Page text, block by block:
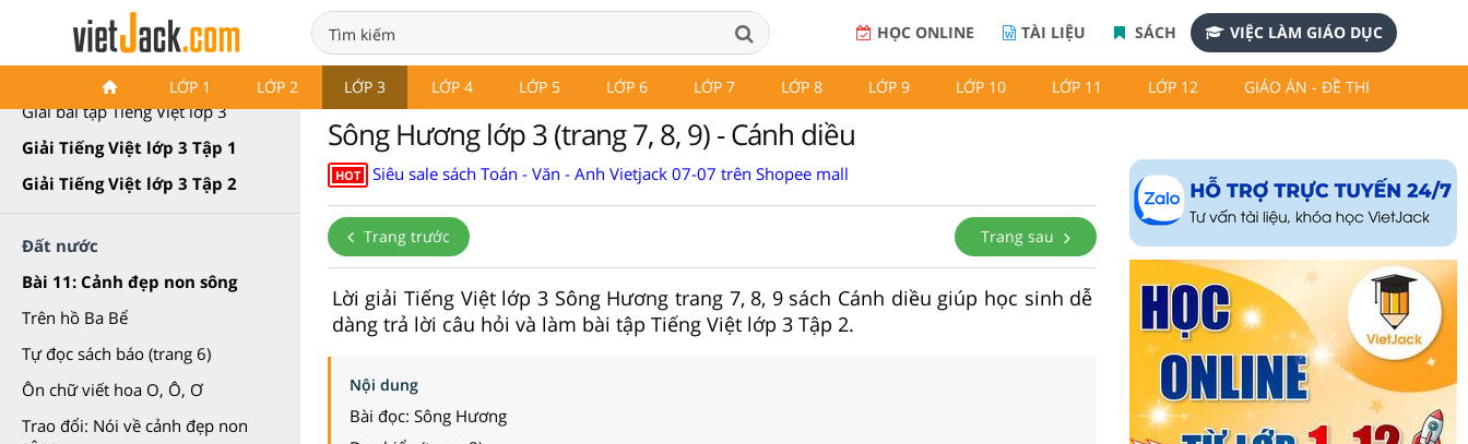
HỌC ONLINE TÀI LIỆU SÁCH VIỆC LÀM GIÁO DỤC
LỚP 1 LỚP 2 LỚP 3 LỚP 4 LỚP 5 LỚP 6 LỚP 7 LỚP 8 LỚP 9 LỚP 10 LỚP 11 LỚP 12 GIÁO ÁN - ĐỀ THI
Giải Tiếng Việt lớp 3 Cánh diều
Giải bài tập Tiếng Việt lớp 3
Giải Tiếng Việt lớp 3 Tập 1
Giải Tiếng Việt lớp 3 Tập 2
Đất nước
Bài 11: Cảnh đẹp non sông
Trên hồ Ba Bể
Tự đọc sách báo (trang 6)
Ôn chữ viết hoa O, Ô, Ơ
Trao đổi: Nói về cảnh đẹp non
Sông Hương lớp 3 (trang 7, 8, 9) - Cánh diều
HOT Siêu sale sách Toán - Văn - Anh Vietjack 07-07 trên Shopee mall
Trang trước Trang sau
Lời giải Tiếng Việt lớp 3 Sông Hương trang 7, 8, 9 sách Cánh diều giúp học sinh dễ
dàng trả lời câu hỏi và làm bài tập Tiếng Việt lớp 3 Tập 2.
Nội dung
Bài đọc: Sông Hương